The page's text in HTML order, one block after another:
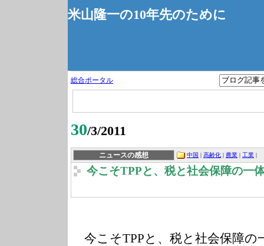
米山隆一の10年先のために
総合ポータル
30/3/2011
ニュースの感想 中国 | 高齢化 | 農業 | 工業 |
今こそTPPと、税と社会保障の一
今こそTPPと、税と社会保障の